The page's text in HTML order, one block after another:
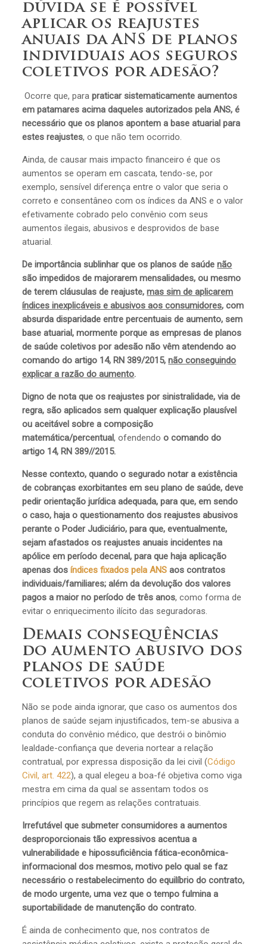
dúvida se é possível
aplicar os reajustes
anuais da ANS de planos
individuais aos seguros
coletivos por adesão?
Ocorre que, para praticar sistematicamente aumentos
em patamares acima daqueles autorizados pela ANS, é
necessário que os planos apontem a base atuarial para
estes reajustes, o que não tem ocorrido.
Ainda, de causar mais impacto financeiro é que os
aumentos se operam em cascata, tendo-se, por
exemplo, sensível diferença entre o valor que seria o
correto e consentâneo com os índices da ANS e o valor
efetivamente cobrado pelo convênio com seus
aumentos ilegais, abusivos e desprovidos de base
atuarial.
De importância sublinhar que os planos de saúdenão
são impedidos de majorarem mensalidades, ou mesmo
de terem cláusulas de reajuste,mas sim de aplicarem
índices inexplicáveis e abusivos aos consumidores, com
absurda disparidade entre percentuais de aumento, sem
base atuarial, mormente porque as empresas de planos
de saúde coletivos por adesão não vêm atendendo ao
comando do artigo 14, RN 389/2015,não conseguindo
explicar a razão do aumento.
Digno de nota que os reajustes por sinistralidade, via de
regra, são aplicados sem qualquer explicação plausível
ou aceitável sobre a composição
matemática/percentual, ofendendoo comando do
artigo 14, RN 389//2015.
Nesse contexto, quando o segurado notar a existência
de cobranças exorbitantes em seu plano de saúde, deve
pedir orientação jurídica adequada, para que, em sendo
o caso, haja o questionamento dos reajustes abusivos
perante o Poder Judiciário, para que, eventualmente,
sejam afastados os reajustes anuais incidentes na
apólice em período decenal, para que haja aplicação
apenas dosíndices fixados pela ANS aos contratos
individuais/familiares; além da devolução dos valores
pagos a maior no período de três anos, como forma de
evitar o enriquecimento ilícito das seguradoras.
Demais consequências
do aumento abusivo dos
planos de saúde
coletivos por adesão
Não se pode ainda ignorar, que caso os aumentos dos
planos de saúde sejam injustificados, tem-se abusiva a
conduta do convênio médico, que destrói o binômio
lealdade-confiança que deveria nortear a relação
contratual, por expressa disposição da lei civil (Código
Civil, art. 422), a qual elegeu a boa-fé objetiva como viga
mestra em cima da qual se assentam todos os
princípios que regem as relações contratuais.
Irrefutável que submeter consumidores a aumentos
desproporcionais tão expressivos acentua a
vulnerabilidade e hipossuficiência fática-econômica-
informacional dos mesmos, motivo pelo qual se faz
necessário o restabelecimento do equilíbrio do contrato,
de modo urgente, uma vez que o tempo fulmina a
suportabilidade de manutenção do contrato.
É ainda de conhecimento que, nos contratos de